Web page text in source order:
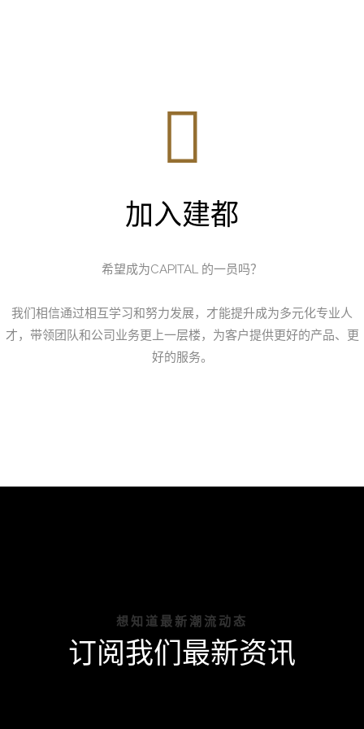
加入建都
希望成为CAPITAL 的一员吗？
我们相信通过相互学习和努力发展，才能提升成为多元化专业人
才，带领团队和公司业务更上一层楼，为客户提供更好的产品、更
好的服务。
想知道最新潮流动态
订阅我们最新资讯